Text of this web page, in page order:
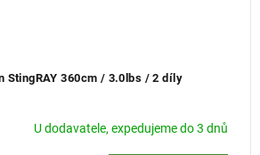
StingRAY 360cm / 3.0lbs / 2 díly
U dodavatele, expedujeme do 3 dnů